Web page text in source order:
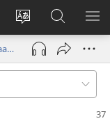
Ganti
basa
situs
Mlebu
(opens
window)
Golèk
JW.ORG
”Mènèhi Penjelasan sing Lengkap soal Kerajaané Gusti Allah”